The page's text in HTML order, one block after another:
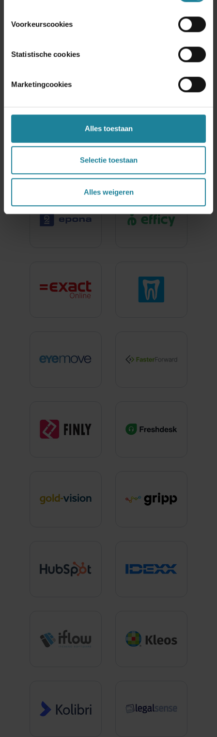
Voorkeurscookies
Statistische cookies
Marketingcookies
Alles toestaan
Selectie toestaan
Alles weigeren